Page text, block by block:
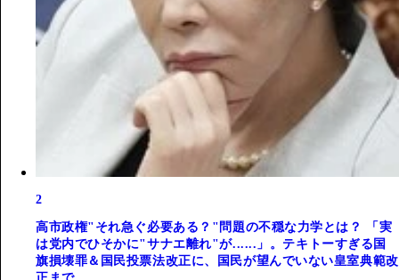
2
高市政権"それ急ぐ必要ある？"問題の不穏な力学とは？ 「実
は党内でひそかに"サナエ離れ"が......」。テキトーすぎる国
旗損壊罪＆国民投票法改正に、国民が望んでいない皇室典範改